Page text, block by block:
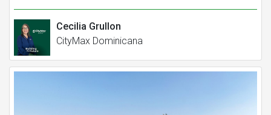
Cecilia Grullon
CityMax Dominicana